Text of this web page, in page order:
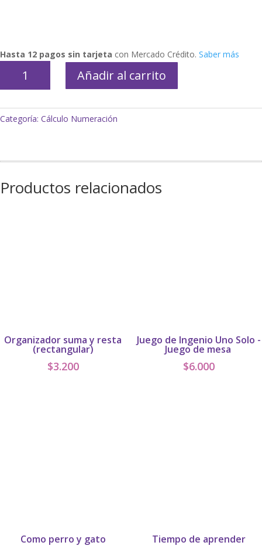
Hasta 12 pagos sin tarjeta con Mercado Crédito. Saber más
Grafomótricidad
Añadir al carrito
Categoría: Cálculo Numeración
Productos relacionados
Organizador suma y resta
(rectangular)
$3.200
Juego de Ingenio Uno Solo -
Juego de mesa
$6.000
Como perro y gato Tiempo de aprender